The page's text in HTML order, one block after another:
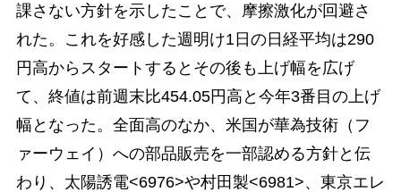
課さない方針を示したことで、摩擦激化が回避さ
れた。これを好感した週明け1日の日経平均は290
円高からスタートするとその後も上げ幅を広げ
て、終値は前週末比454.05円高と今年3番目の上げ
幅となった。全面高のなか、米国が華為技術（フ
ァーウェイ）への部品販売を一部認める方針と伝
わり、太陽誘電<6976>や村田製<6981>、東京エレ